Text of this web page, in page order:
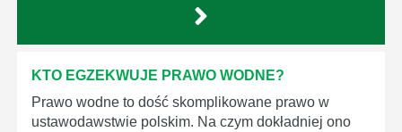
KTO EGZEKWUJE PRAWO WODNE?
Prawo wodne to dość skomplikowane prawo w
ustawodawstwie polskim. Na czym dokładniej ono